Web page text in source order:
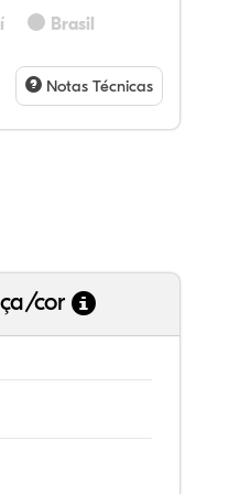
Brasil
Notas Técnicas
cor